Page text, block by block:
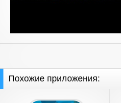
Похожие приложения: